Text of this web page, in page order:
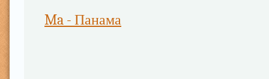
Ma - Панама